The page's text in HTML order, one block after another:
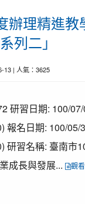
辦理精進教
列二」
13 | 人氣：3625
研習日期: 100/
報名日期: 100/05/
研習名稱: 臺南市
成長與發展...
觀